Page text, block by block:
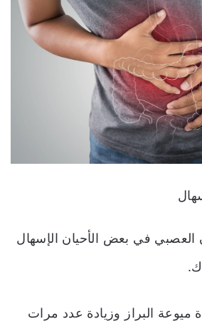
العصبي في بعض الأحيان الإسهال
ميوعة البراز وزيادة عدد مرات